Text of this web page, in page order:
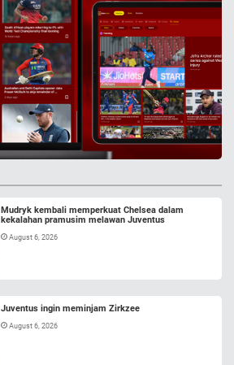
Mudryk kembali memperkuat Chelsea dalam
kekalahan pramusim melawan Juventus
August 6, 2026
Juventus ingin meminjam Zirkzee
August 6, 2026